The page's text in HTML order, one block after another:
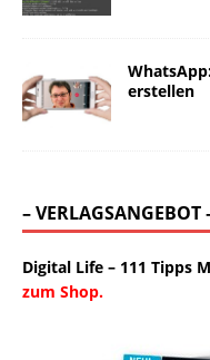
erstellen
– VERLAGSANGEBOT
Digital Life – 111 Tipps
zum Shop.